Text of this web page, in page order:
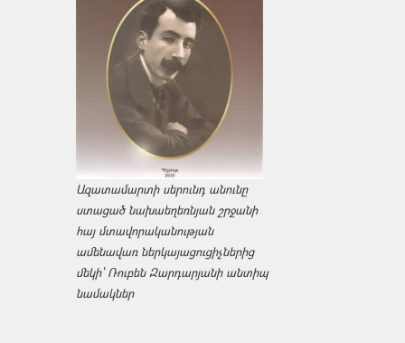
Ազատամարտի սերունդ անունը
ստացած նախաեղեռնյան շրջանի
հայ մտավորականության
ամենավառ ներկայացուցիչներից
մեկի՝ Ռուբեն Զարդարյանի անտիպ
նամակներ